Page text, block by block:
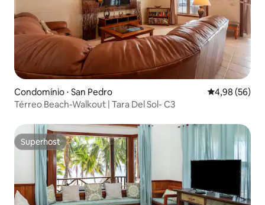
Condomínio ⋅ San Pedro 4,98 de uma
4,98 (56)
Térreo Beach-Walkout | Tara Del Sol- C3
Superhost
Superhost